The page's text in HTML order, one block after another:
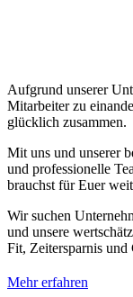
Aufgrund unserer
Mitarbeiter zu
glücklich zusammen.
Mit uns und unserer
und professionelle
brauchst für Euer
Wir suchen
und unsere
Fit, Zeitersparnis und
Mehr erfahren